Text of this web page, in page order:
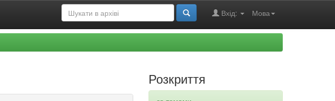
Мова
Вхід:
Розкриття